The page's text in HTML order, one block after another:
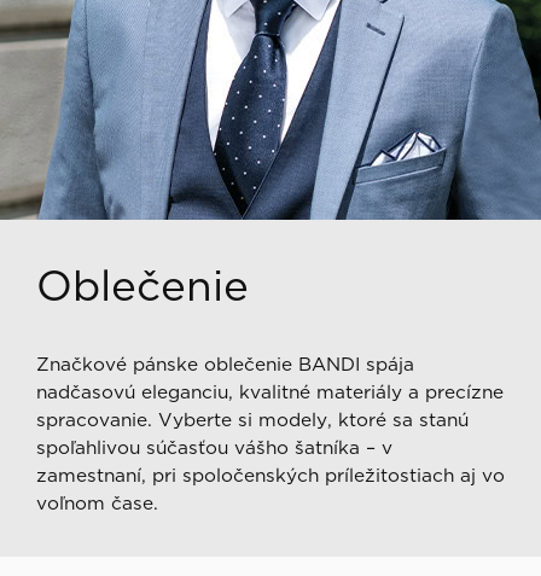
Oblečenie
Značkové pánske oblečenie BANDI spája
nadčasovú eleganciu, kvalitné materiály a precízne
spracovanie. Vyberte si modely, ktoré sa stanú
spoľahlivou súčasťou vášho šatníka – v
zamestnaní, pri spoločenských príležitostiach aj vo
voľnom čase.